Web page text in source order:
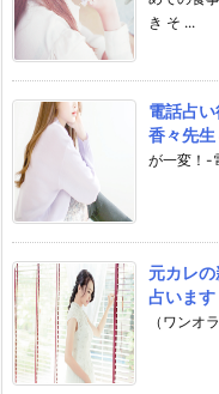
き そ ...
電話占
香々先生
が一変！-
元カレ
占います
（ワンオ